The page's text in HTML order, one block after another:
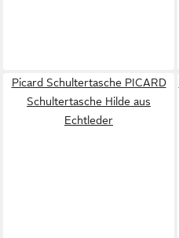
Picard Schultertasche PICARD
Schultertasche Hilde aus
Echtleder